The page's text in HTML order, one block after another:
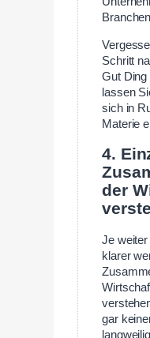
Schritt
Gut Ding
lassen
sich in
Materie
4.
der
Je
klarer
gar